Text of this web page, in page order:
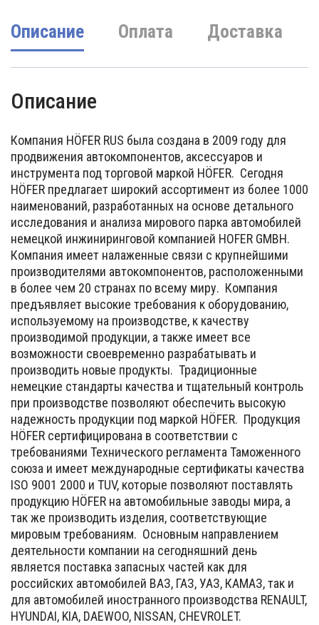
Описание Оплата Доставка
Описание
Компания HÖFER RUS была создана в 2009 году для
продвижения автокомпонентов, аксессуаров и
инструмента под торговой маркой HÖFER. Сегодня
HÖFER предлагает широкий ассортимент из более 1000
наименований, разработанных на основе детального
исследования и анализа мирового парка автомобилей
немецкой инжиниринговой компанией HOFER GMBH.
Компания имеет налаженные связи с крупнейшими
производителями автокомпонентов, расположенными
в более чем 20 странах по всему миру. Компания
предъявляет высокие требования к оборудованию,
используемому на производстве, к качеству
производимой продукции, а также имеет все
возможности своевременно разрабатывать и
производить новые продукты. Традиционные
немецкие стандарты качества и тщательный контроль
при производстве позволяют обеспечить высокую
надежность продукции под маркой HÖFER. Продукция
HÖFER сертифицирована в соответствии с
требованиями Технического регламента Таможенного
союза и имеет международные сертификаты качества
ISO 9001 2000 и TUV, которые позволяют поставлять
продукцию HÖFER на автомобильные заводы мира, а
так же производить изделия, соответствующие
мировым требованиям. Основным направлением
деятельности компании на сегодняшний день
является поставка запасных частей как для
российских автомобилей ВАЗ, ГАЗ, УАЗ, КАМАЗ, так и
для автомобилей иностранного производства RENAULT,
HYUNDAI, KIA, DAEWOO, NISSAN, CHEVROLET.